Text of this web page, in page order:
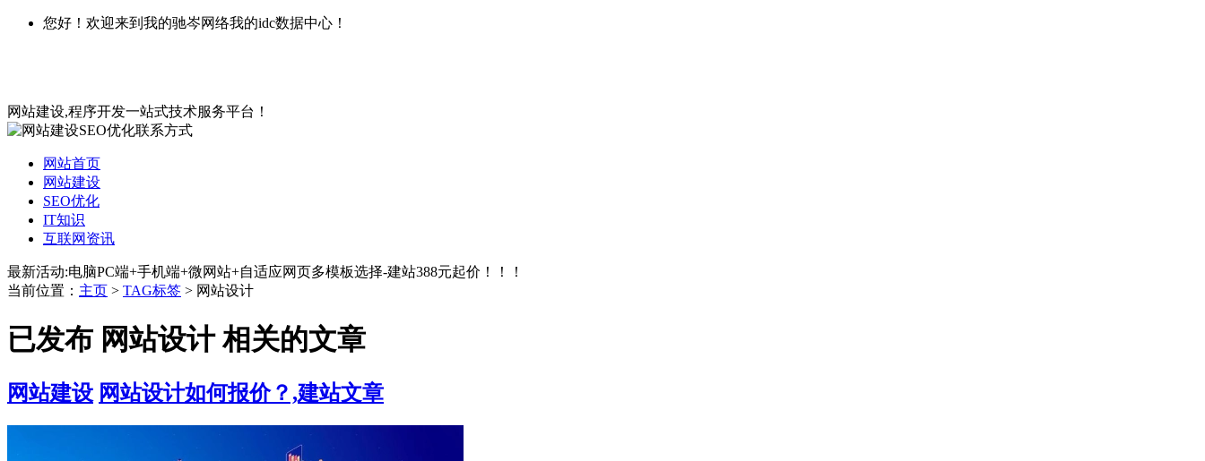
您好！欢迎来到我的驰岑网络我的idc数据中心！
网站建设,程序开发一站式技术服务平台！
网站首页
网站建设
SEO优化
IT知识
互联网资讯
最新活动:电脑PC端+手机端+微网站+自适应网页多模板选择-建站388元起价！！！
当前位置： 主页 > TAG标签 > 网站设计
已发布 网站设计 相关的文章
网站建设 网站设计如何报价？,建站文章